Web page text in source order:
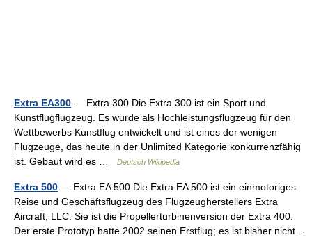
Extra EA300 — Extra 300 Die Extra 300 ist ein Sport und
Kunstflugflugzeug. Es wurde als Hochleistungsflugzeug für den
Wettbewerbs Kunstflug entwickelt und ist eines der wenigen
Flugzeuge, das heute in der Unlimited Kategorie konkurrenzfähig
ist. Gebaut wird es …
Deutsch Wikipedia
Extra 500 — Extra EA 500 Die Extra EA 500 ist ein einmotoriges
Reise und Geschäftsflugzeug des Flugzeugherstellers Extra
Aircraft, LLC. Sie ist die Propellerturbinenversion der Extra 400.
Der erste Prototyp hatte 2002 seinen Erstflug; es ist bisher nicht…